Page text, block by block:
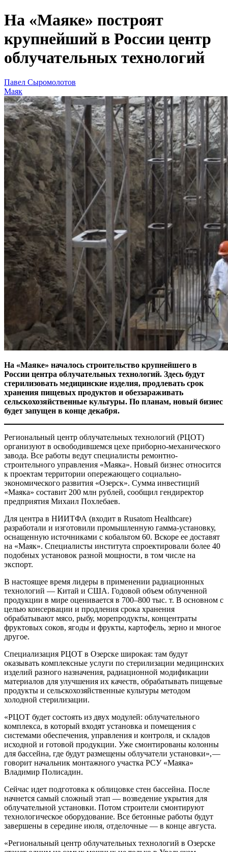
На «Маяке» построят
крупнейший в России центр
облучательных технологий
Павел Сыромолотов
Маяк
На «Маяке» началось строительство крупнейшего в
России центра облучательных технологий. Здесь будут
стерилизовать медицинские изделия, продлевать срок
хранения пищевых продуктов и обеззараживать
сельскохозяйственные культуры. По планам, новый бизнес
будет запущен в конце декабря.
Региональный центр облучательных технологий (РЦОТ)
организуют в освободившемся цехе приборно-механического
завода. Все работы ведут специалисты ремонтно-
строительного управления «Маяка». Новый бизнес относится
к проектам территории опережающего социально-
экономического развития «Озерск». Сумма инвестиций
«Маяка» составит 200 млн рублей, сообщил гендиректор
предприятия Михаил Похлебаев.
Для центра в НИИТФА (входит в Rusatom Healthcare)
разработали и изготовили промышленную гамма-установку,
оснащенную источниками с кобальтом 60. Вскоре ее доставят
на «Маяк». Специалисты института спроектировали более 40
подобных установок разной мощности, в том числе на
экспорт.
В настоящее время лидеры в применении радиационных
технологий — Китай и США. Годовой объем облученной
продукции в мире оценивается в 700–800 тыс. т. В основном с
целью консервации и продления срока хранения
обрабатывают мясо, рыбу, морепродукты, концентраты
фруктовых соков, ягоды и фрукты, картофель, зерно и многое
другое.
Специализация РЦОТ в Озерске широкая: там будут
оказывать комплексные услуги по стерилизации медицинских
изделий разного назначения, радиационной модификации
материалов для улучшения их качеств, обрабатывать пищевые
продукты и сельскохозяйственные культуры методом
холодной стерилизации.
«РЦОТ будет состоять из двух модулей: облучательного
комплекса, в который входят установка и помещения с
системами обеспечения, управления и контроля, и складов
исходной и готовой продукции. Уже смонтированы колонны
для бассейна, где будут размещены облучатели установки», —
говорит начальник монтажного участка РСУ «Маяка»
Владимир Полисадин.
Сейчас идет подготовка к облицовке стен бассейна. После
начнется самый сложный этап — возведение укрытия для
облучательной установки. Потом строители смонтируют
технологическое оборудование. Все бетонные работы будут
завершены в середине июля, отделочные — в конце августа.
«Региональный центр облучательных технологий в Озерске